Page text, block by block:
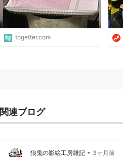
togetter.com
関連ブログ
狼鬼の影絵工房雑記 • 3ヶ月前